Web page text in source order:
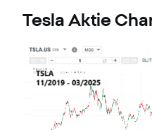
Tesla Aktie